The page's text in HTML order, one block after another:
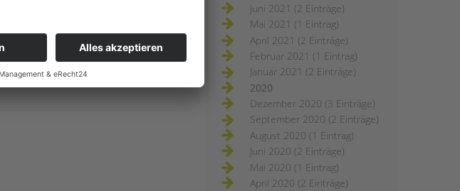
Juni 2021 (2 Einträge)
Mai 2021 (1 Eintrag)
April 2021 (2 Einträge)
Februar 2021 (1 Eintrag)
Januar 2021 (2 Einträge)
2020
Dezember 2020 (3 Einträge)
September 2020 (2 Einträge)
August 2020 (1 Eintrag)
Juni 2020 (2 Einträge)
Mai 2020 (1 Eintrag)
April 2020 (2 Einträge)